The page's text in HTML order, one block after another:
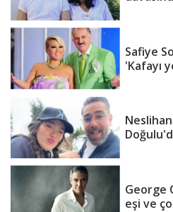
Safiye
'Kafayı
George
eşi ve